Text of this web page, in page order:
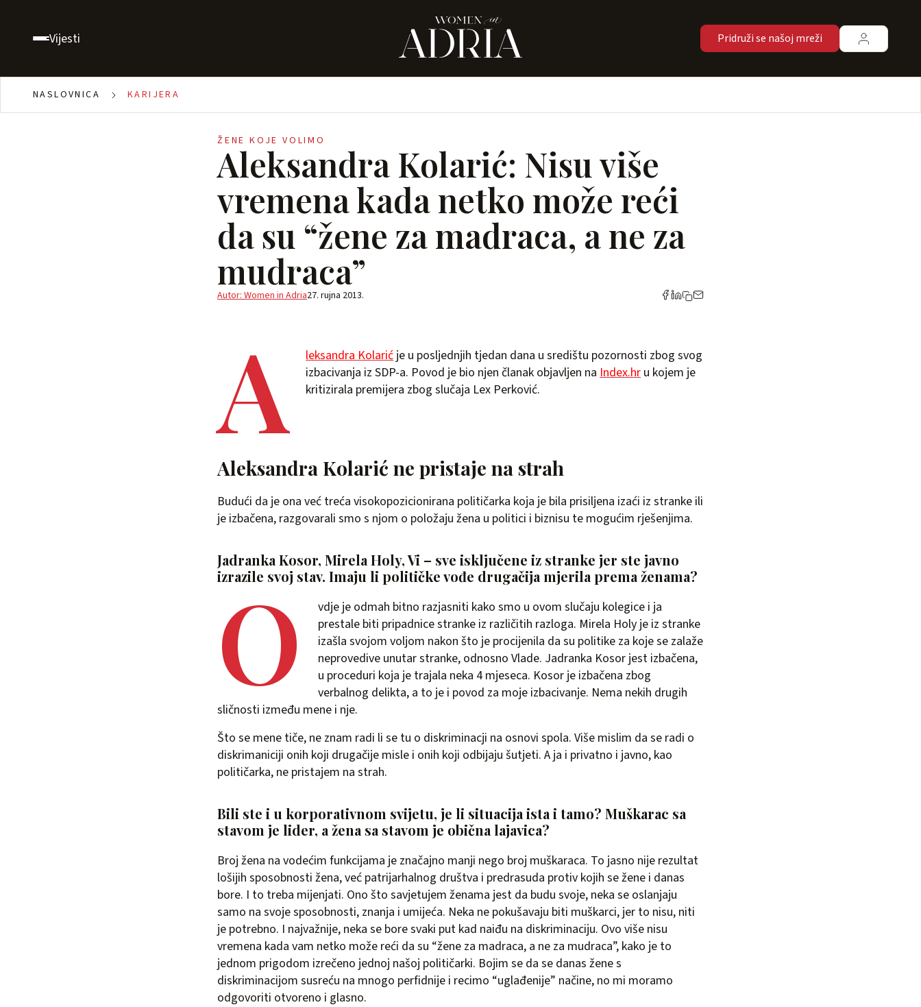
Vijesti Pridruži se našoj mreži
NASLOVNICA KARIJERA
ŽENE KOJE VOLIMO
Aleksandra Kolarić: Nisu više
vremena kada netko može reći
da su “žene za madraca, a ne za
mudraca”
Autor: Women in Adria27. rujna 2013.
A leksandra Kolarić je u posljednjih tjedan dana u središtu pozornosti zbog svog
izbacivanja iz SDP-a. Povod je bio njen članak objavljen na Index.hr u kojem je
kritizirala premijera zbog slučaja Lex Perković.
Aleksandra Kolarić ne pristaje na strah
Budući da je ona već treća visokopozicionirana političarka koja je bila prisiljena izaći iz stranke ili
je izbačena, razgovarali smo s njom o položaju žena u politici i biznisu te mogućim rješenjima.
Jadranka Kosor, Mirela Holy, Vi – sve isključene iz stranke jer ste javno
izrazile svoj stav. Imaju li političke vođe drugačija mjerila prema ženama?
O
vdje je odmah bitno razjasniti kako smo u ovom slučaju kolegice i ja
prestale biti pripadnice stranke iz različitih razloga. Mirela Holy je iz stranke
izašla svojom voljom nakon što je procijenila da su politike za koje se zalaže
neprovedive unutar stranke, odnosno Vlade. Jadranka Kosor jest izbačena,
u proceduri koja je trajala neka 4 mjeseca. Kosor je izbačena zbog
verbalnog delikta, a to je i povod za moje izbacivanje. Nema nekih drugih
sličnosti između mene i nje.
Što se mene tiče, ne znam radi li se tu o diskriminacji na osnovi spola. Više mislim da se radi o
diskrimaniciji onih koji drugačije misle i onih koji odbijaju šutjeti. A ja i privatno i javno, kao
političarka, ne pristajem na strah.
Bili ste i u korporativnom svijetu, je li situacija ista i tamo? Muškarac sa
stavom je lider, a žena sa stavom je obična lajavica?
Broj žena na vodećim funkcijama je značajno manji nego broj muškaraca. To jasno nije rezultat
lošijih sposobnosti žena, već patrijarhalnog društva i predrasuda protiv kojih se žene i danas
bore. I to treba mijenjati. Ono što savjetujem ženama jest da budu svoje, neka se oslanjaju
samo na svoje sposobnosti, znanja i umijeća. Neka ne pokušavaju biti muškarci, jer to nisu, niti
je potrebno. I najvažnije, neka se bore svaki put kad naiđu na diskriminaciju. Ovo više nisu
vremena kada vam netko može reći da su “žene za madraca, a ne za mudraca”, kako je to
jednom prigodom izrečeno jednoj našoj političarki. Bojim se da se danas žene s
diskriminacijom susreću na mnogo perfidnije i recimo “uglađenije” načine, no mi moramo
odgovoriti otvoreno i glasno.